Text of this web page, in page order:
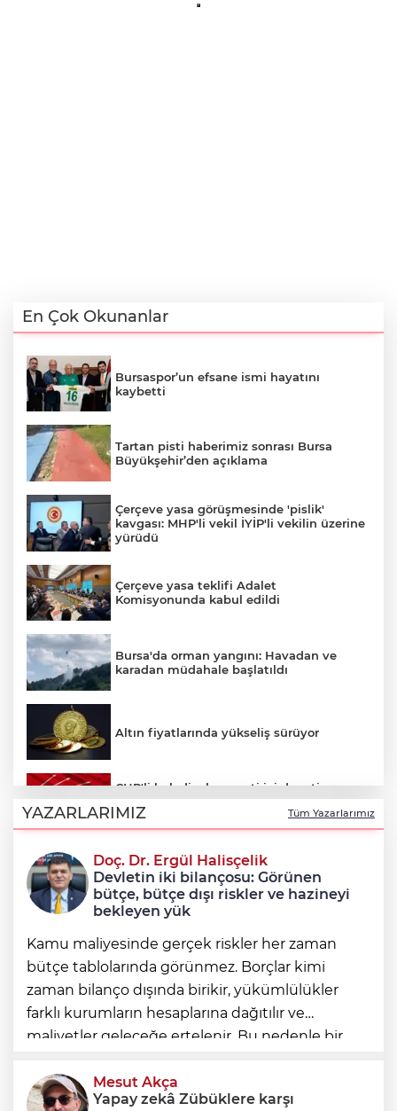
En Çok Okunanlar
Bursaspor’un efsane ismi hayatını
kaybetti
Tartan pisti haberimiz sonrası Bursa
Büyükşehir’den açıklama
Çerçeve yasa görüşmesinde 'pislik'
kavgası: MHP'li vekil İYİP'li vekilin üzerine
yürüdü
Çerçeve yasa teklifi Adalet
Komisyonunda kabul edildi
Bursa'da orman yangını: Havadan ve
karadan müdahale başlatıldı
Altın fiyatlarında yükseliş sürüyor
CHP'li belediyelere parti içi denetim:
Hakkında soruşturma olmayanlar da
incelenecek
Erkan Aydın Osmangazi’nin nabzını
sahada tuttu
YAZARLARIMIZ Tüm Yazarlarımız
Doç. Dr. Ergül Halisçelik
Devletin iki bilançosu: Görünen
bütçe, bütçe dışı riskler ve hazineyi
bekleyen yük
Kamu maliyesinde gerçek riskler her zaman
bütçe tablolarında görünmez. Borçlar kimi
zaman bilanço dışında birikir, yükümlülükler
farklı kurumların hesaplarına dağıtılır ve
maliyetler geleceğe ertelenir. Bu nedenle bir
yalnızca bütçe açığına veya resmi borç stok
Mesut Akça
Yapay zekâ Zübüklere karşı